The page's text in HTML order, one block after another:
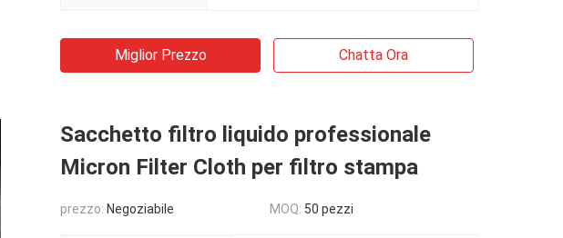
Miglior Prezzo Chatta Ora
Sacchetto filtro liquido professionale
Micron Filter Cloth per filtro stampa
prezzo: Negoziabile MOQ: 50 pezzi